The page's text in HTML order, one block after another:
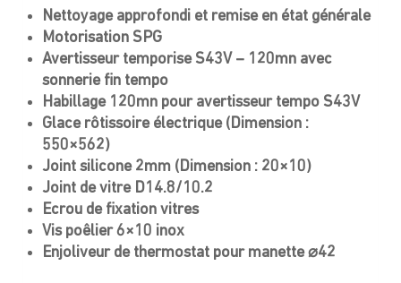
Nettoyage approfondi et remise en état générale
Motorisation SPG
Avertisseur temporise S43V – 120mn avec
sonnerie fin tempo
Habillage 120mn pour avertisseur tempo S43V
Glace rôtissoire électrique (Dimension :
550×562)
Joint silicone 2mm (Dimension : 20×10)
Joint de vitre D14.8/10.2
Ecrou de fixation vitres
Vis poêlier 6×10 inox
Enjoliveur de thermostat pour manette ⌀42